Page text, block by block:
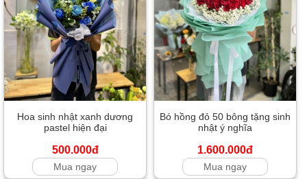
Hoa sinh nhật xanh dương
pastel hiện đại
500.000đ
Mua ngay
Bó hồng đỏ 50 bông tặng sinh
nhật ý nghĩa
1.600.000đ
Mua ngay